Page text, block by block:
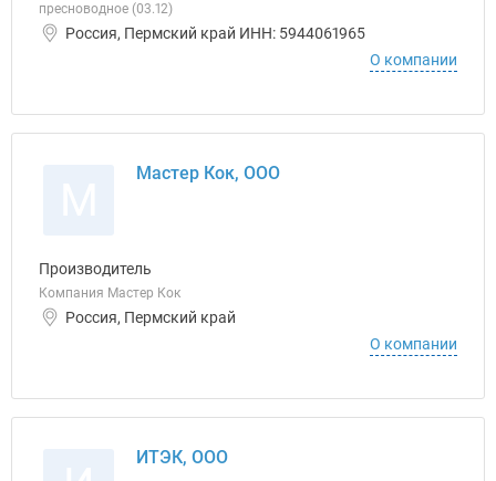
пресноводное (03.12)
Россия, Пермский край ИНН: 5944061965
О компании
Мастер Кок, ООО
Производитель
Компания Мастер Кок
Россия, Пермский край
О компании
ИТЭК, ООО